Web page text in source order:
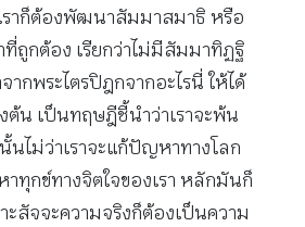
าก็ต้องพัฒนาสัมมาสมาธิ หรือ
ถูกต้อง เรียกว่าไม่มีสัมมาทิฏฐิ
กพระไตรปิฎกจากอะไรนี่ ให้ได้
ต้น เป็นทฤษฎีชี้นำว่าเราจะพ้น
นไม่ว่าเราจะแก้ปัญหาทางโลก
ทุกข์ทางจิตใจของเรา หลักมันก็
ะสัจจะความจริงก็ต้องเป็นความ